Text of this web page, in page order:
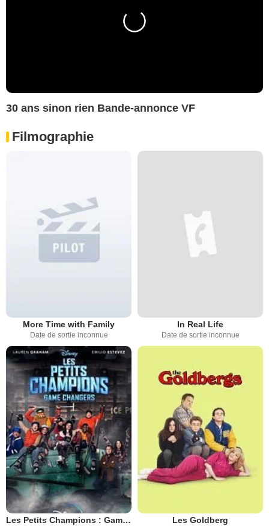
30 ans sinon rien Bande-annonce VF
Filmographie
More Time with Family
Date de sortie inconnue
In Real Life
Date de sortie inconnue
Les Petits Champions : Game Changers Les Goldberg